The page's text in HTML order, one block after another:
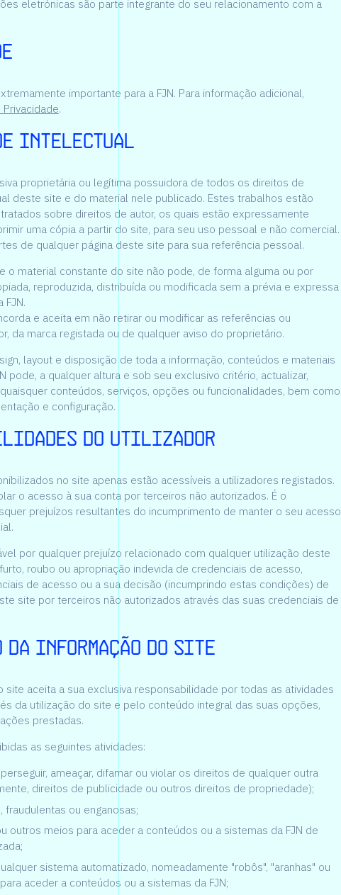
eletrónicas são parte integrante do seu relacionamento com a
importante para a FJN. Para informação adicional,
.
Intelectual
proprietária ou legítima possuidora de todos os direitos de
deste site e do material nele publicado. Estes trabalhos estão
sobre direitos de autor, os quais estão expressamente
uma cópia a partir do site, para seu uso pessoal e não comercial.
de qualquer página deste site para sua referência pessoal.
o material constante do site não pode, de forma alguma ou por
reproduzida, distribuída ou modificada sem a prévia e expressa
FJN.
e aceita em não retirar ou modificar as referências ou
da marca registada ou de qualquer aviso do proprietário.
layout e disposição de toda a informação, conteúdos e materiais
pode, a qualquer altura e sob seu exclusivo critério, actualizar,
conteúdos, serviços, opções ou funcionalidades, bem como
e configuração.
do utilizador
no site apenas estão acessíveis a utilizadores registados.
o acesso à sua conta por terceiros não autorizados. É o
prejuízos resultantes do incumprimento de manter o seu acesso
por qualquer prejuízo relacionado com qualquer utilização deste
roubo ou apropriação indevida de credenciais de acesso,
de acesso ou a sua decisão (incumprindo estas condições) de
site por terceiros não autorizados através das suas credenciais de
informação do site
site aceita a sua exclusiva responsabilidade por todas as atividades
da utilização do site e pelo conteúdo integral das suas opções,
prestadas.
as seguintes atividades:
ameaçar, difamar ou violar os direitos de qualquer outra
direitos de publicidade ou outros direitos de propriedade);
fraudulentas ou enganosas;
outros meios para aceder a conteúdos ou a sistemas da FJN de
sistema automatizado, nomeadamente "robôs", "aranhas" ou
aceder a conteúdos ou a sistemas da FJN;